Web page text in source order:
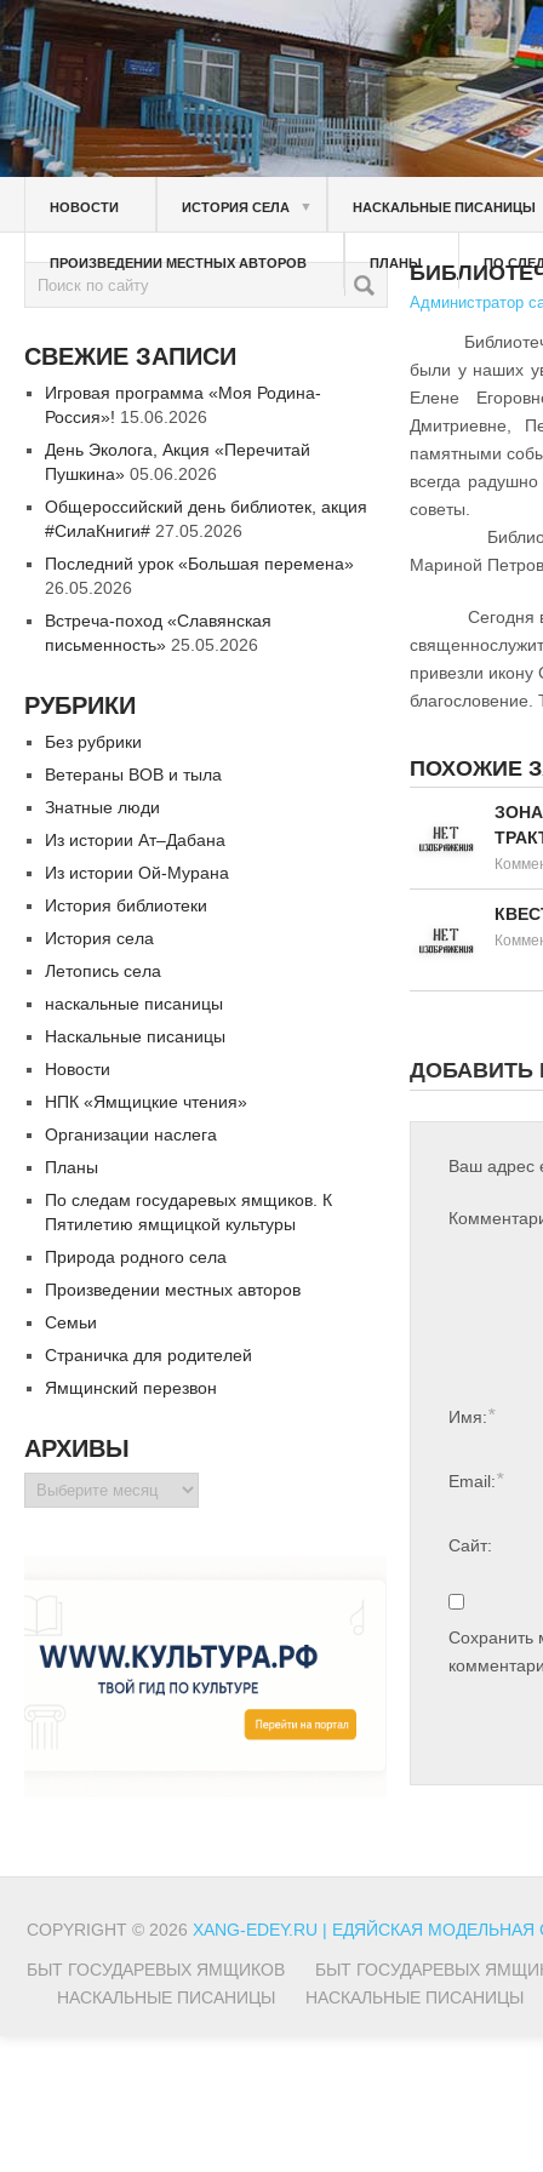
НОВОСТИ ИСТОРИЯ СЕЛА ▼ НАСКАЛЬНЫЕ ПИСАНИЦЫ
ПРОИЗВЕДЕНИИ МЕСТНЫХ АВТОРОВ ПЛАНЫ ПО
Администратор
были у наших
Елене
Дмитриевне,
памятными
всегда
советы.
Библиотека
Мариной
Сегодня в
привезли икону
благословение.
ПОХОЖИЕ
ДОБАВИТЬ
Ваш адрес
Имя:*
Email:*
Сайт:
Сохранить
СВЕЖИЕ ЗАПИСИ
Игровая программа «Моя Родина-
Россия»! 15.06.2026
День Эколога, Акция «Перечитай
Пушкина» 05.06.2026
Общероссийский день библиотек, акция
#СилаКниги# 27.05.2026
Последний урок «Большая перемена»
26.05.2026
Встреча-поход «Славянская
письменность» 25.05.2026
РУБРИКИ
Без рубрики
Ветераны ВОВ и тыла
Знатные люди
Из истории Ат–Дабана
Из истории Ой-Мурана
История библиотеки
История села
Летопись села
наскальные писаницы
Наскальные писаницы
Новости
НПК «Ямщицкие чтения»
Организации наслега
Планы
По следам государевых ямщиков. К
Пятилетию ямщицкой культуры
Природа родного села
Произведении местных авторов
Семьи
Страничка для родителей
Ямщинский перезвон
АРХИВЫ
Архивы
COPYRIGHT © 2026 XANG-EDEY.RU | ЕДЯЙСКАЯ
БЫТ ГОСУДАРЕВЫХ ЯМЩИКОВ
БЫТ ГОСУДАРЕВЫХ
НАСКАЛЬНЫЕ ПИСАНИЦЫ
НАСКАЛЬНЫЕ ПИСАНИЦЫ